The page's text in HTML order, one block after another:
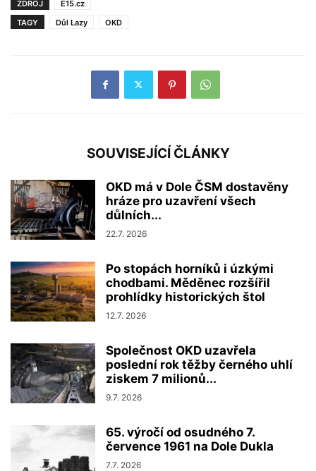
ZDROJ
E15.cz
TAGY
Důl Lazy OKD
SOUVISEJÍCÍ ČLÁNKY
OKD má v Dole ČSM dostavěny
hráze pro uzavření všech
důlních...
22.7. 2026
Po stopách horníků i úzkými
chodbami. Měděnec rozšířil
prohlídky historických štol
12.7. 2026
Společnost OKD uzavřela
poslední rok těžby černého uhlí
ziskem 7 milionů...
9.7. 2026
65. výročí od osudného 7.
července 1961 na Dole Dukla
7.7. 2026